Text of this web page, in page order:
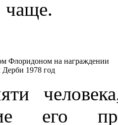
чаще.
Флоридоном на награждении
1978 год
его